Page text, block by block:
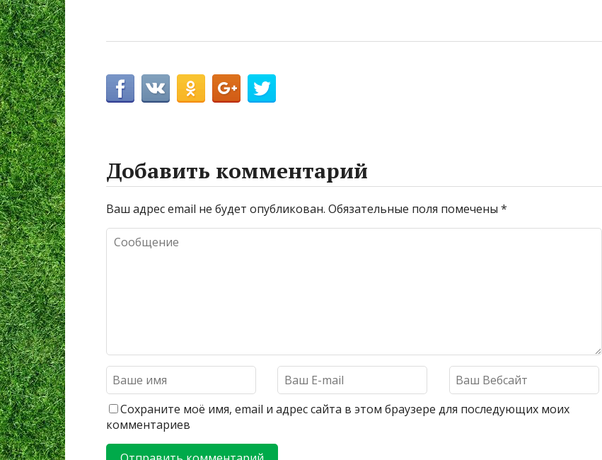
Добавить комментарий
Ваш адрес email не будет опубликован. Обязательные поля помечены *
Сохраните моё имя, email и адрес сайта в этом браузере для последующих моих
комментариев